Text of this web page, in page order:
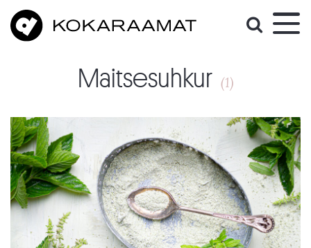
Maitsesuhkur (1)